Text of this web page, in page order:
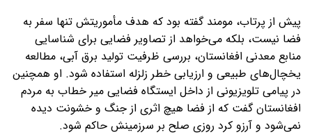
پیش از پرتاب، مومند گفته بود که هدف مأموریتش تنها سفر به
فضا نیست، بلکه می‌خواهد از تصاویر فضایی برای شناسایی
منابع معدنی افغانستان، بررسی ظرفیت تولید برق آبی، مطالعه
یخچال‌های طبیعی و ارزیابی خطر زلزله استفاده شود. او همچنین
در پیامی تلویزیونی از داخل ایستگاه فضایی میر خطاب به مردم
افغانستان گفت که از فضا هیچ اثری از جنگ و خشونت دیده
نمی‌شود و آرزو کرد روزی صلح بر سرزمینش حاکم شود.